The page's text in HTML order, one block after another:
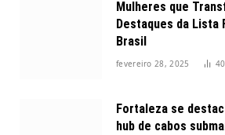
Mulheres que
Destaques da Lista
Brasil
fevereiro 28, 2025 40
Fortaleza se
hub de cabos